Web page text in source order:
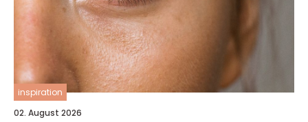
inspiration
02. August 2026